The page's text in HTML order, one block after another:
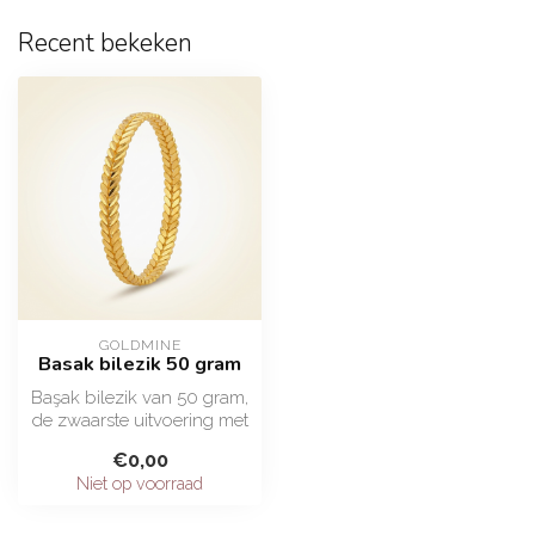
Recent bekeken
GOLDMINE
Basak bilezik 50 gram
Başak bilezik van 50 gram,
de zwaarste uitvoering met
€0,00
Niet op voorraad